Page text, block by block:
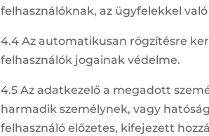
felhasználóknak, az ügyfelekkel
4.4 Az automatikusan rögzítésre
felhasználók jogainak védelme.
4.5 Az adatkezelő a megadott
harmadik személynek, vagy
felhasználó előzetes, kifejezett